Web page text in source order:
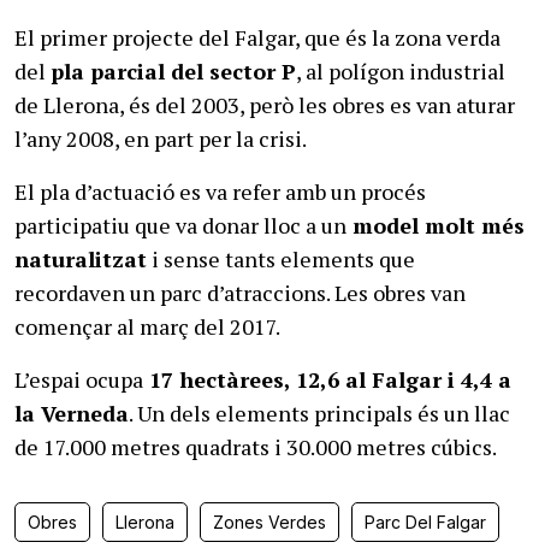
El primer projecte del Falgar, que és la zona verda
del pla parcial del sector P, al polígon industrial
de Llerona, és del 2003, però les obres es van aturar
l’any 2008, en part per la crisi.
El pla d’actuació es va refer amb un procés
participatiu que va donar lloc a un model molt més
naturalitzat i sense tants elements que
recordaven un parc d’atraccions. Les obres van
començar al març del 2017.
L’espai ocupa 17 hectàrees, 12,6 al Falgar i 4,4 a
la Verneda. Un dels elements principals és un llac
de 17.000 metres quadrats i 30.000 metres cúbics.
Obres Llerona Zones Verdes Parc Del Falgar